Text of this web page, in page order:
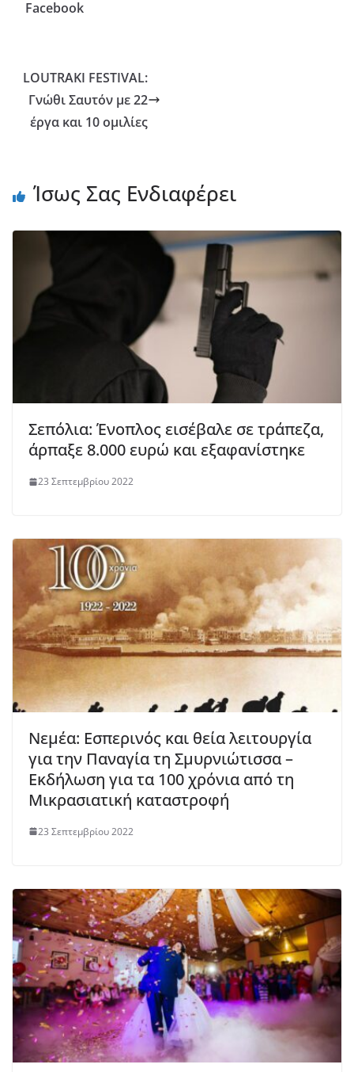
Facebook
LOUTRAKI FESTIVAL:
Γνώθι Σαυτόν με 22
έργα και 10 ομιλίες
Ίσως Σας Ενδιαφέρει
Σεπόλια: Ένοπλος εισέβαλε σε τράπεζα,
άρπαξε 8.000 ευρώ και εξαφανίστηκε
23 Σεπτεμβρίου 2022
Νεμέα: Εσπερινός και θεία λειτουργία
για την Παναγία τη Σμυρνιώτισσα –
Εκδήλωση για τα 100 χρόνια από τη
Μικρασιατική καταστροφή
23 Σεπτεμβρίου 2022